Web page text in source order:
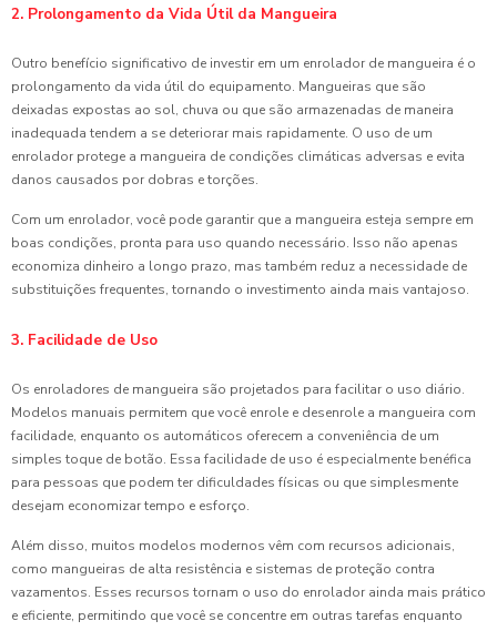
2. Prolongamento da Vida Útil da Mangueira
Outro benefício significativo de investir em um enrolador de mangueira é o
prolongamento da vida útil do equipamento. Mangueiras que são
deixadas expostas ao sol, chuva ou que são armazenadas de maneira
inadequada tendem a se deteriorar mais rapidamente. O uso de um
enrolador protege a mangueira de condições climáticas adversas e evita
danos causados por dobras e torções.
Com um enrolador, você pode garantir que a mangueira esteja sempre em
boas condições, pronta para uso quando necessário. Isso não apenas
economiza dinheiro a longo prazo, mas também reduz a necessidade de
substituições frequentes, tornando o investimento ainda mais vantajoso.
3. Facilidade de Uso
Os enroladores de mangueira são projetados para facilitar o uso diário.
Modelos manuais permitem que você enrole e desenrole a mangueira com
facilidade, enquanto os automáticos oferecem a conveniência de um
simples toque de botão. Essa facilidade de uso é especialmente benéfica
para pessoas que podem ter dificuldades físicas ou que simplesmente
desejam economizar tempo e esforço.
Além disso, muitos modelos modernos vêm com recursos adicionais,
como mangueiras de alta resistência e sistemas de proteção contra
vazamentos. Esses recursos tornam o uso do enrolador ainda mais prático
e eficiente, permitindo que você se concentre em outras tarefas enquanto